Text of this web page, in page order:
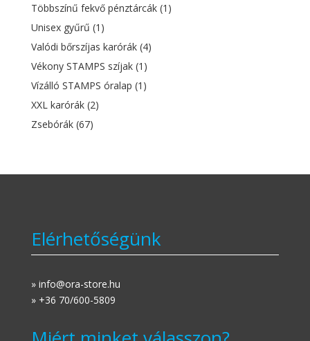
Többszínű fekvő pénztárcák (1)
Unisex gyűrű (1)
Valódi bőrszíjas karórák (4)
Vékony STAMPS szíjak (1)
Vízálló STAMPS óralap (1)
XXL karórák (2)
Zsebórák (67)
Elérhetőségünk
» info@ora-store.hu
» +36 70/600-5809